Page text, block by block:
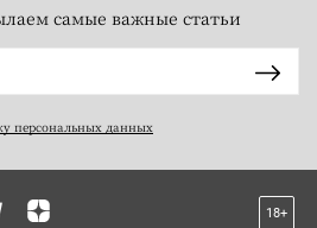
самые важные статьи
персональных данных
18+